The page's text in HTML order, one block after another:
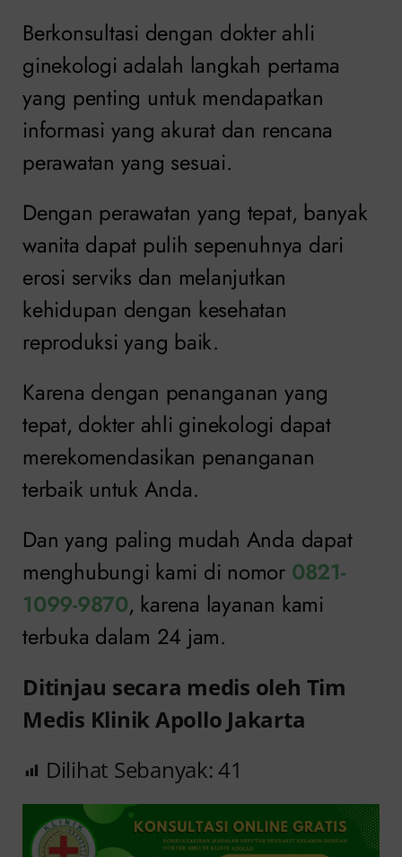
Berkonsultasi dengan dokter ahli
ginekologi adalah langkah pertama
yang penting untuk mendapatkan
informasi yang akurat dan rencana
perawatan yang sesuai.
Dengan perawatan yang tepat, banyak
wanita dapat pulih sepenuhnya dari
erosi serviks dan melanjutkan
kehidupan dengan kesehatan
reproduksi yang baik.
Karena dengan penanganan yang
tepat, dokter ahli ginekologi dapat
merekomendasikan penanganan
terbaik untuk Anda.
Dan yang paling mudah Anda dapat
menghubungi kami di nomor 0821-
1099-9870, karena layanan kami
terbuka dalam 24 jam.
Ditinjau secara medis oleh Tim
Medis Klinik Apollo Jakarta
Dilihat Sebanyak:41